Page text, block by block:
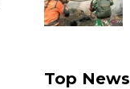
Top News